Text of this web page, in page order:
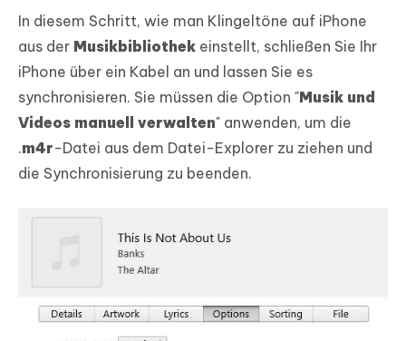
In diesem Schritt, wie man Klingeltöne auf iPhone
aus der Musikbibliothek einstellt, schließen Sie Ihr
iPhone über ein Kabel an und lassen Sie es
synchronisieren. Sie müssen die Option "Musik und
Videos manuell verwalten" anwenden, um die
.m4r-Datei aus dem Datei-Explorer zu ziehen und
die Synchronisierung zu beenden.